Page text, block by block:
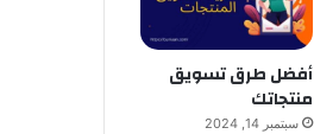
أفضل طرق تسويق
منتجاتك
سبتمبر 14, 2024